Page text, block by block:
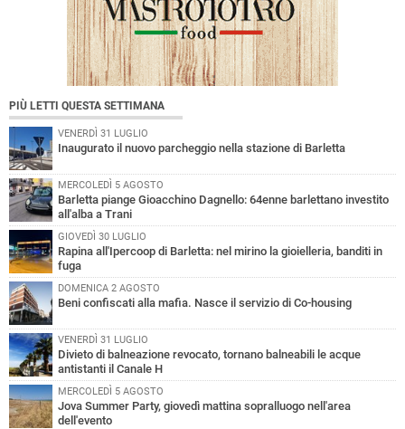
PIÙ LETTI QUESTA SETTIMANA
VENERDÌ 31 LUGLIO
Inaugurato il nuovo parcheggio nella stazione di Barletta
MERCOLEDÌ 5 AGOSTO
Barletta piange Gioacchino Dagnello: 64enne barlettano investito
all'alba a Trani
GIOVEDÌ 30 LUGLIO
Rapina all'Ipercoop di Barletta: nel mirino la gioielleria, banditi in
fuga
DOMENICA 2 AGOSTO
Beni confiscati alla mafia. Nasce il servizio di Co-housing
VENERDÌ 31 LUGLIO
Divieto di balneazione revocato, tornano balneabili le acque
antistanti il Canale H
MERCOLEDÌ 5 AGOSTO
Jova Summer Party, giovedì mattina sopralluogo nell'area
dell'evento